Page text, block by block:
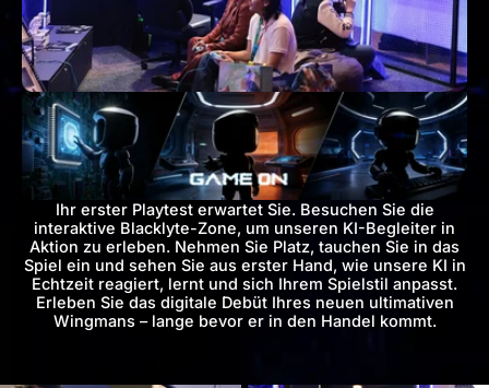
Ihr erster Playtest erwartet Sie. Besuchen Sie die
interaktive Blacklyte-Zone, um unseren KI-Begleiter in
Aktion zu erleben. Nehmen Sie Platz, tauchen Sie in das
Spiel ein und sehen Sie aus erster Hand, wie unsere KI in
Echtzeit reagiert, lernt und sich Ihrem Spielstil anpasst.
Erleben Sie das digitale Debüt Ihres neuen ultimativen
Wingmans – lange bevor er in den Handel kommt.